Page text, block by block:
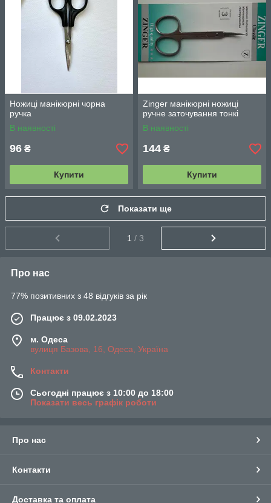
Ножиці манікюрні чорна
ручка
В наявності
96 ₴
Купити
Zinger манікюрні ножиці
ручне заточування тонкі
В наявності
144 ₴
Купити
Показати ще
1 / 3
Про нас
77% позитивних з 48 відгуків за рік
Працює з 09.02.2023
м. Одеса
вулиця Базова, 16, Одеса, Україна
Контакти
Сьогодні працює з 10:00 до 18:00
Показати весь графік роботи
Про нас
Контакти
Доставка та оплата